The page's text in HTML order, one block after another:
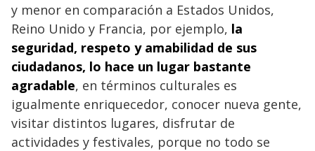
y menor en comparación a Estados Unidos,
Reino Unido y Francia, por ejemplo, la
seguridad, respeto y amabilidad de sus
ciudadanos, lo hace un lugar bastante
agradable, en términos culturales es
igualmente enriquecedor, conocer nueva gente,
visitar distintos lugares, disfrutar de
actividades y festivales, porque no todo se